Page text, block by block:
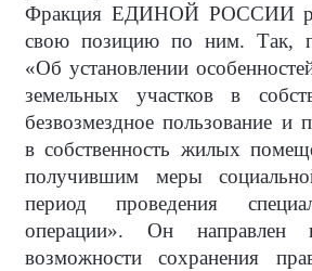
Фракция ЕДИНОЙ РОССИИ
свою позицию по ним. Так,
«Об установлении
земельных участков в
безвозмездное пользование и
в собственность жилых
получившим меры
период проведения
операции». Он направлен
возможности сохранения